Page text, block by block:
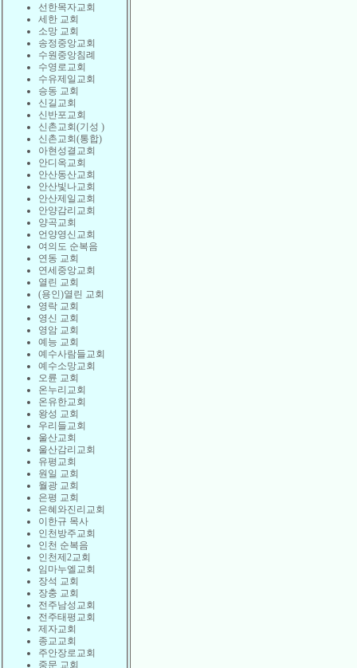
선한목자교회
세한 교회
소망 교회
송정중앙교회
수원중앙침례
수영로교회
수유제일교회
승동 교회
신길교회
신반포교회
신촌교회(기성 )
신촌교회(통합)
아현성결교회
안디옥교회
안산동산교회
안산빛나교회
안산제일교회
안양감리교회
양곡교회
언양영신교회
여의도 순복음
연동 교회
연세중앙교회
열린 교회
(용인)열린 교회
영락 교회
영신 교회
영암 교회
예능 교회
예수사람들교회
예수소망교회
오륜 교회
온누리교회
온유한교회
왕성 교회
우리들교회
울산교회
울산감리교회
유평교회
원일 교회
월광 교회
은평 교회
은혜와진리교회
이한규 목사
인천방주교회
인천 순복음
인천제2교회
임마누엘교회
장석 교회
장충 교회
전주남성교회
전주태평교회
제자교회
종교교회
주안장로교회
중문 교회